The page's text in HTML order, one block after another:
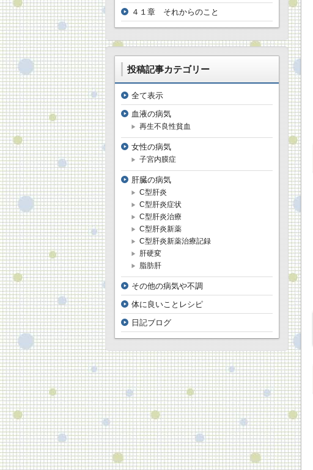
４１章 それからのこと
投稿記事カテゴリー
全て表示
血液の病気
再生不良性貧血
女性の病気
子宮内膜症
肝臓の病気
C型肝炎
C型肝炎症状
C型肝炎治療
C型肝炎新薬
C型肝炎新薬治療記録
肝硬変
脂肪肝
その他の病気や不調
体に良いことレシピ
日記ブログ